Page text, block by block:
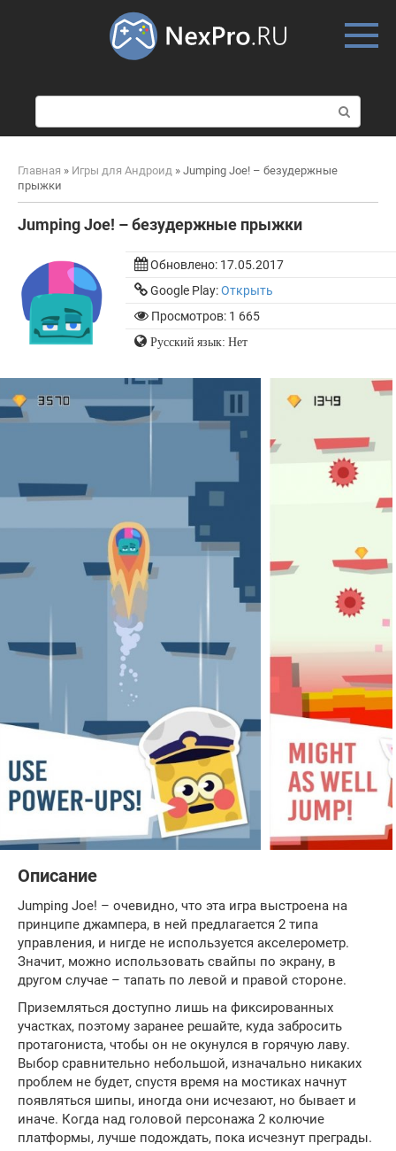
о
и
к
Главная » Игры для Андроид » Jumping Joe! – безудержные
прыжки
Jumping Joe! – безудержные прыжки
Обновлено: 17.05.2017
Google Play:Открыть
Просмотров: 1 665
Русский язык: Нет
Описание
Jumping Joe! – очевидно, что эта игра выстроена на
принципе джампера, в ней предлагается 2 типа
управления, и нигде не используется акселерометр.
Значит, можно использовать свайпы по экрану, в
другом случае – тапать по левой и правой стороне.
Приземляться доступно лишь на фиксированных
участках, поэтому заранее решайте, куда забросить
протагониста, чтобы он не окунулся в горячую лаву.
Выбор сравнительно небольшой, изначально никаких
проблем не будет, спустя время на мостиках начнут
появляться шипы, иногда они исчезают, но бывает и
иначе. Когда над головой персонажа 2 колючие
платформы, лучше подождать, пока исчезнут преграды.